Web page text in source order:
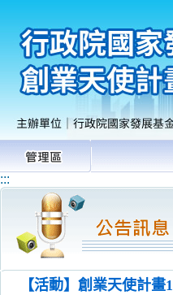
:::
【活動】創業天使計